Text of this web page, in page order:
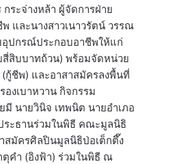
ระจ่างหล้า ผู้จัดการฝ่าย
และนางสาวเนาวรัตน์ วรรณ
ปกรณ์ประกอบอาชีพให้แก่
สี่สิบบาทถ้วน) พร้อมจัดหน่วย
กู้ชีพ) และอาสาสมัครลงพื้นที่
งเบาหวาน กิจกรรม
นายวินิจ เทพนิต นายอำเภอ
ะธานร่วมในพิธี คณะมูลนิธิ
สมัครศิลปินมูลนิธิป่อเต็กตึ๊ง
ตุคำ (อิงฟ้า) ร่วมในพิธี ณ